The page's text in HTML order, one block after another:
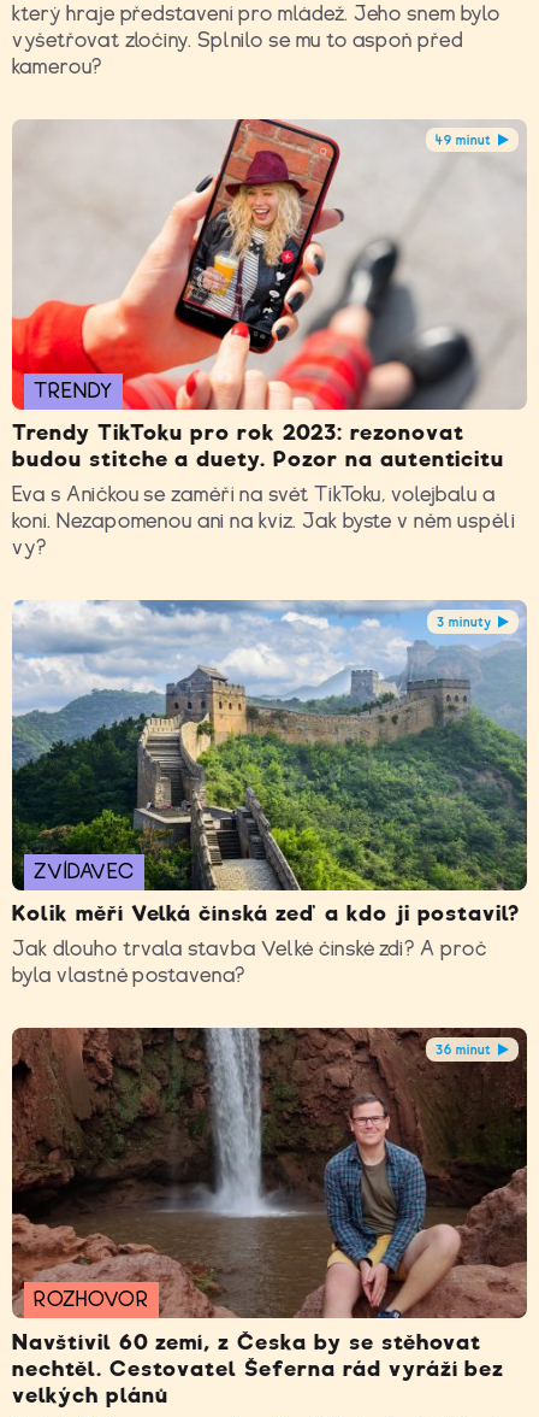
který hraje představení pro mládež. Jeho snem bylo
vyšetřovat zločiny. Splnilo se mu to aspoň před
kamerou?
49 minut
TRENDY
Trendy TikToku pro rok 2023: rezonovat
budou stitche a duety. Pozor na autenticitu
Eva s Aničkou se zaměří na svět TikToku, volejbalu a
koní. Nezapomenou ani na kvíz. Jak byste v něm uspěli
vy?
3 minuty
ZVÍDAVEC
Kolik měří Velká čínská zeď a kdo ji postavil?
Jak dlouho trvala stavba Velké čínské zdi? A proč
byla vlastně postavena?
36 minut
ROZHOVOR
Navštívil 60 zemí, z Česka by se stěhovat
nechtěl. Cestovatel Šeferna rád vyráží bez
velkých plánů